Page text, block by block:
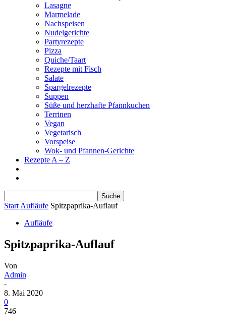
Lasagne
Marmelade
Nachspeisen
Nudelgerichte
Partyrezepte
Pizza
Quiche/Taart
Rezepte mit Fisch
Salate
Spargelrezepte
Suppen
Süße und herzhafte Pfannkuchen
Terrinen
Vegan
Vegetarisch
Vorspeise
Wok- und Pfannen-Gerichte
Rezepte A – Z
Start Aufläufe Spitzpaprika-Auflauf
Aufläufe
Spitzpaprika-Auflauf
Von
Admin
-
8. Mai 2020
0
746